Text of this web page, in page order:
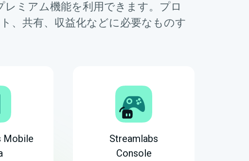
ミアム機能を利用できます。プロ
、共有、収益化などに必要なものす
Mobile
Streamlabs
Console